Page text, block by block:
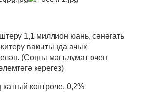
1,1 миллион юань, сәнәгать
вакытында ачык
(Соңгы мәгълүмат өчен
керегез)
контроле, 0,2%